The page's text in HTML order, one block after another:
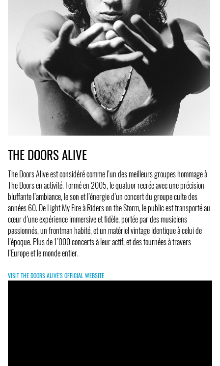
THE DOORS ALIVE
The Doors Alive est considéré comme l’un des meilleurs groupes hommage à
The Doors en activité. Formé en 2005, le quatuor recrée avec une précision
bluffante l’ambiance, le son et l’énergie d’un concert du groupe culte des
années 60. De Light My Fire à Riders on the Storm, le public est transporté au
cœur d’une expérience immersive et fidèle, portée par des musiciens
passionnés, un frontman habité, et un matériel vintage identique à celui de
l’époque. Plus de 1’000 concerts à leur actif, et des tournées à travers
l’Europe et le monde entier.
VISIT THE DOORS ALIVE'S OFFICIAL WEBSITE